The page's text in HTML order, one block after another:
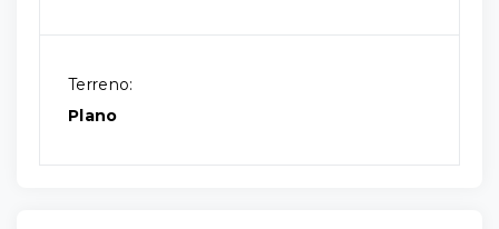
Terreno:
Plano